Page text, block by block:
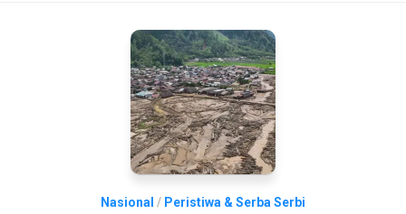
Nasional / Peristiwa & Serba Serbi